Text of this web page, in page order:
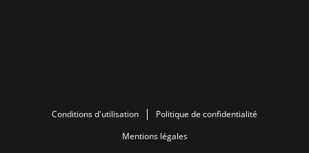
Conditions d'utilisation
Politique de confidentialité
Mentions légales